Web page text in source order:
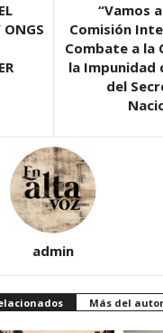
ONGS
“Vamos
Comisión
Combate a la
la Impunidad
del
admin
Más del autor